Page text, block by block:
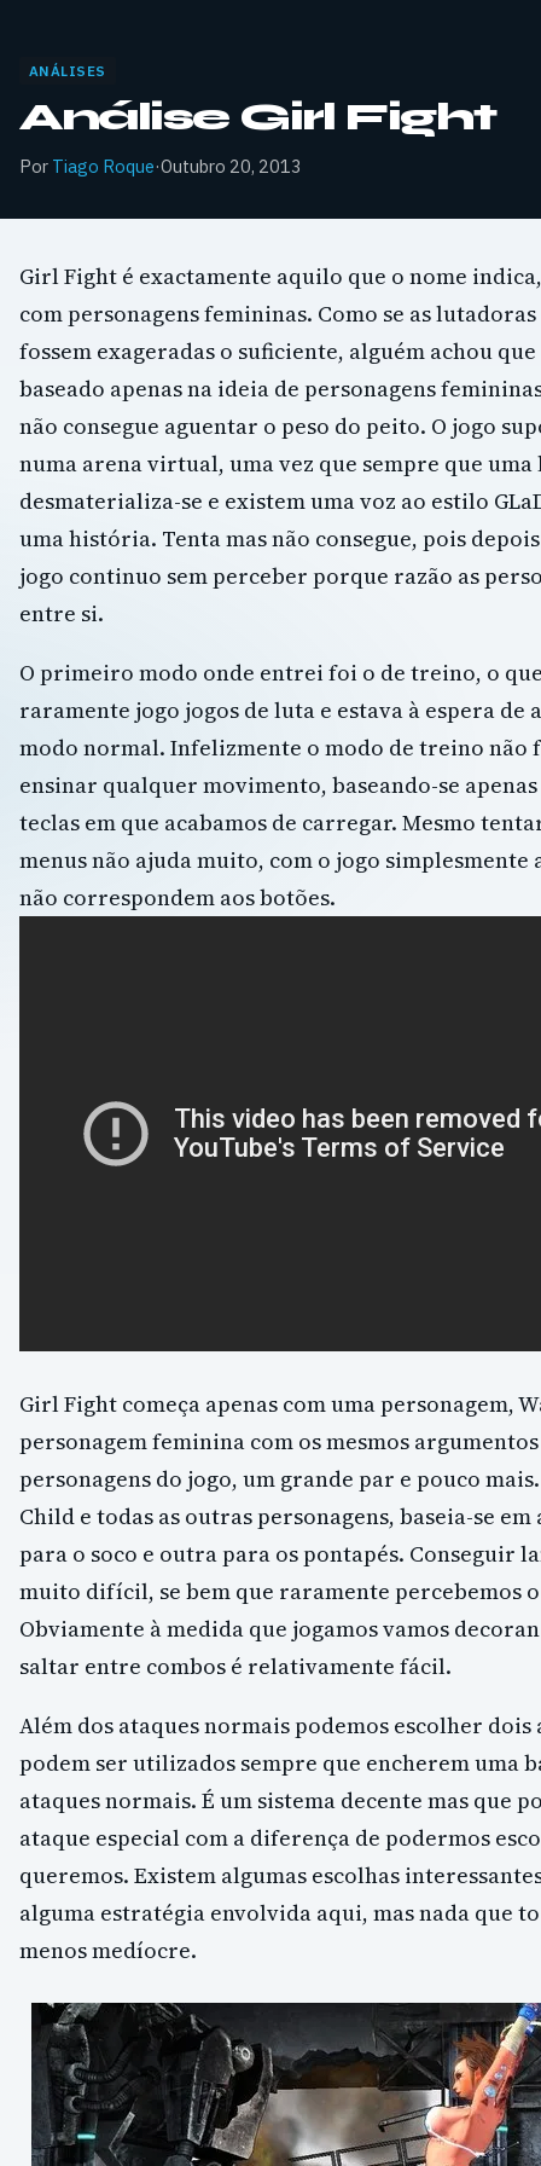
ANÁLISES
Análise Girl Fight
Por Tiago Roque·Outubro 20, 2013
Girl Fight é exactamente aquilo que o nome
com personagens femininas. Como se as
fossem exageradas o suficiente, alguém achou
baseado apenas na ideia de personagens
não consegue aguentar o peso do peito. O jogo
numa arena virtual, uma vez que sempre que
desmaterializa-se e existem uma voz ao estilo
uma história. Tenta mas não consegue, pois
jogo continuo sem perceber porque razão as
entre si.
O primeiro modo onde entrei foi o de treino, o
raramente jogo jogos de luta e estava à espera de
modo normal. Infelizmente o modo de treino não
ensinar qualquer movimento, baseando-se
teclas em que acabamos de carregar. Mesmo
menus não ajuda muito, com o jogo
não correspondem aos botões.
Girl Fight começa apenas com uma personagem,
personagem feminina com os mesmos
personagens do jogo, um grande par e pouco
Child e todas as outras personagens, baseia-se em
para o soco e outra para os pontapés. Conseguir
muito difícil, se bem que raramente percebemos
Obviamente à medida que jogamos vamos
saltar entre combos é relativamente fácil.
Além dos ataques normais podemos escolher dois
podem ser utilizados sempre que encherem uma
ataques normais. É um sistema decente mas que
ataque especial com a diferença de podermos
queremos. Existem algumas escolhas
alguma estratégia envolvida aqui, mas nada que
menos medíocre.